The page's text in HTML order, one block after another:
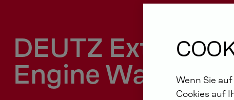
DEUTZ Extended
Engine Warranty
Wenn Sie
Cookies auf